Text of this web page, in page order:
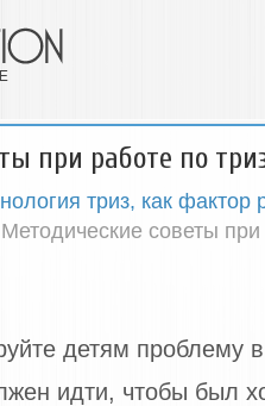
при работе по
триз, как фактор
советы
детям проблему
идти, чтобы был